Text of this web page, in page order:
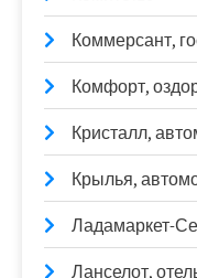
Коммерсант,
Комфорт,
Кристалл,
Крылья,
Ладамаркет-
Ланселот,